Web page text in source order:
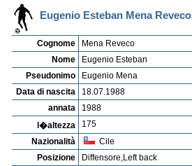
Eugenio Esteban Mena Reveco
Cognome
Mena Reveco
Nome
Eugenio Esteban
Pseudonimo
Eugenio Mena
Data di nascita
18.07.1988
annata
1988
l�altezza
175
Nazionalità
Cile
Posizione
Diffensore,Left back